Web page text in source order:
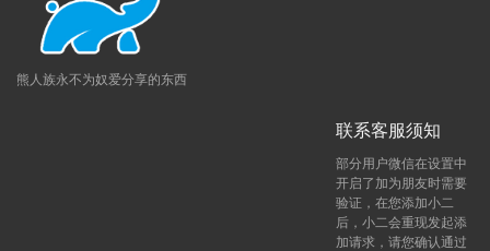
熊人族永不为奴爱分享的东西
联系客服须知
部分用户微信在设置中
开启了加为朋友时需要
验证，在您添加小二
后，小二会重现发起添
加请求，请您确认通过